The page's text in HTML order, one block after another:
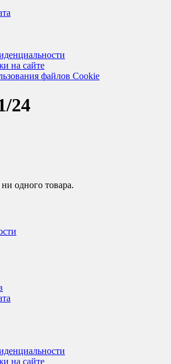
на сайте
файлов Cookie
24
одного товара.
на сайте